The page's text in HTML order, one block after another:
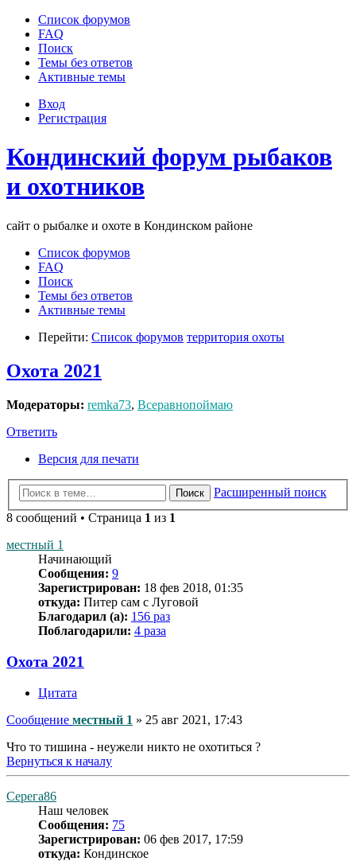
Список форумов
FAQ
Поиск
Темы без ответов
Активные темы
Вход
Регистрация
Кондинский форум рыбаков
и охотников
сайт о рыбалке и охоте в Кондинском районе
Список форумов
FAQ
Поиск
Темы без ответов
Активные темы
Перейти: Список форумов территория охоты
Охота 2021
Модераторы: remka73, Всеравнопоймаю
Ответить
Версия для печати
Поиск
Расширенный поиск
8 сообщений • Страница 1 из 1
местный 1
Начинающий
Сообщения: 9
Зарегистрирован: 18 фев 2018, 01:35
откуда: Питер сам с Луговой
Благодарил (а): 156 раз
Поблагодарили: 4 раза
Охота 2021
Цитата
Сообщение местный 1 » 25 авг 2021, 17:43
Что то тишина - неужели никто не охотиться ?
Вернуться к началу
Серега86
Наш человек
Сообщения: 75
Зарегистрирован: 06 фев 2017, 17:59
откуда: Кондинское